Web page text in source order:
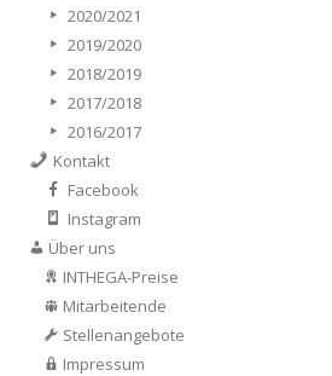
2020/2021
2019/2020
2018/2019
2017/2018
2016/2017
Kontakt
Facebook
Instagram
Über uns
INTHEGA-Preise
Mitarbeitende
Stellenangebote
Impressum